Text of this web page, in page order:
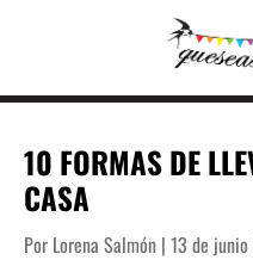
10 FORMAS DE
CASA
Por Lorena Salmón | 13 de